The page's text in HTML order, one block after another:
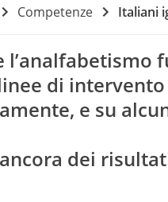
Competenze Italiani
l’analfabetismo
di
e su
dei